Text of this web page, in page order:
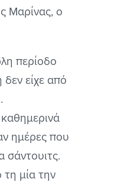
Μαρίνας, ο
περίοδο
είχε από
ημέρες που
σάντουιτς.
μία την